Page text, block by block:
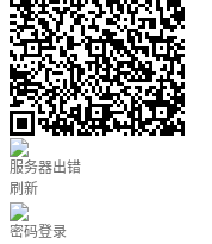
服务器出错
刷新
密码登录